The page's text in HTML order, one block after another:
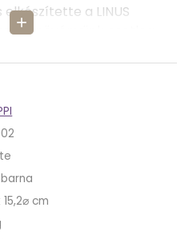
add
a LINUS
esetleg
valószínűséggel belefér.
hogy két méret közül is
vázák esetében, hogy
házunk
igazán sajátos és
teremtsünk!
módon variálta a
a fekete nikkel
15,2⌀ cm